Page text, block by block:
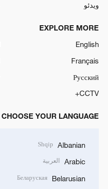
ویدئو
EXPLORE MORE
English
Français
Русский
CCTV+
CHOOSE YOUR LANGUAGE
Albanian
Shqip
Arabic العربية
Belarusian
Беларуская